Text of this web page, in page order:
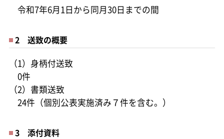
令和7年6月1日から同月30日までの間
2 送致の概要
（1）身柄付送致
0件
（2）書類送致
24件（個別公表実施済み７件を含む。）
3 添付資料